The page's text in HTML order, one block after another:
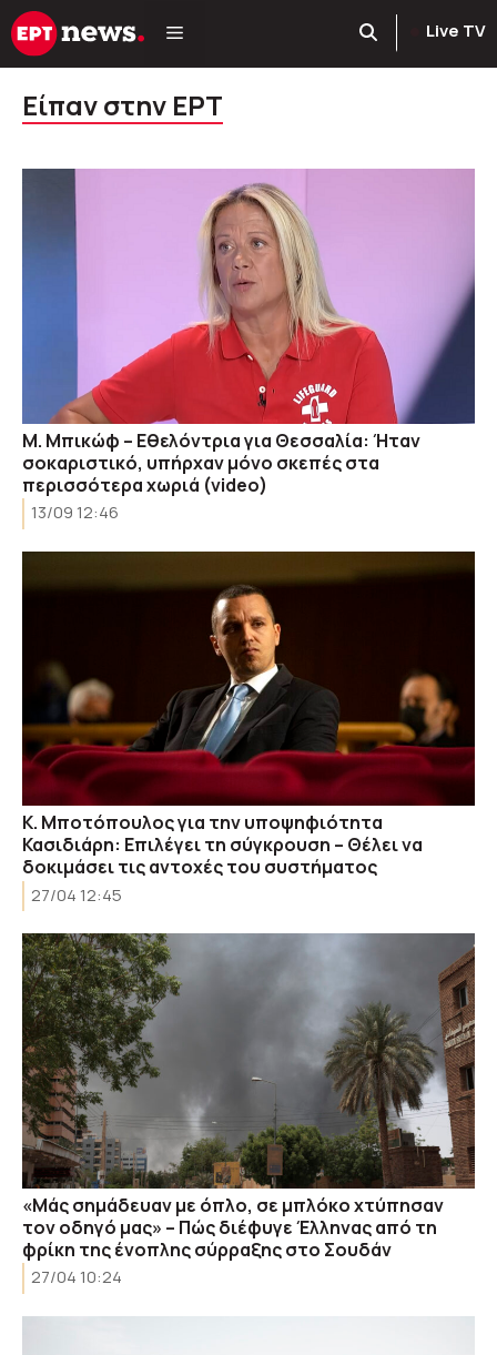
Μετάβαση
σε
Live TV
Είπαν στην ΕΡΤ
Μ. Μπικώφ – Εθελόντρια για Θεσσαλία: Ήταν
σοκαριστικό, υπήρχαν μόνο σκεπές στα
περισσότερα χωριά (video)
13/09 12:46
Κ. Μποτόπουλος για την υποψηφιότητα
Κασιδιάρη: Επιλέγει τη σύγκρουση – Θέλει να
δοκιμάσει τις αντοχές του συστήματος
27/04 12:45
«Μάς σημάδευαν με όπλο, σε μπλόκο χτύπησαν
τον οδηγό μας» – Πώς διέφυγε Έλληνας από τη
φρίκη της ένοπλης σύρραξης στο Σουδάν
27/04 10:24